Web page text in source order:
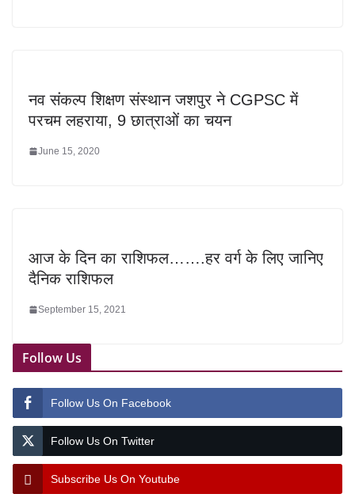
नव संकल्प शिक्षण संस्थान जशपुर ने CGPSC में
परचम लहराया, 9 छात्राओं का चयन
June 15, 2020
आज के दिन का राशिफल…….हर वर्ग के लिए जानिए
दैनिक राशिफल
September 15, 2021
Follow Us
Follow Us On Facebook
Follow Us On Twitter
Subscribe Us On Youtube